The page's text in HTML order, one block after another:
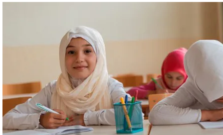
Suchbegriff
© Krone Multimedia GmbH & Co KG 2026
Muthgasse 2, 1190 Wien